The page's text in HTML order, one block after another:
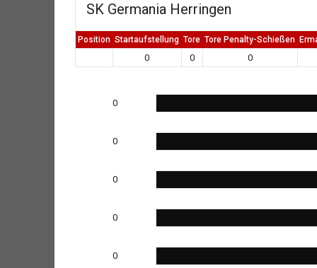
SK Germania Herringen
Position Startaufstellung Tore Tore Penalty-Schießen
0 0 0
0
0
0
0
0